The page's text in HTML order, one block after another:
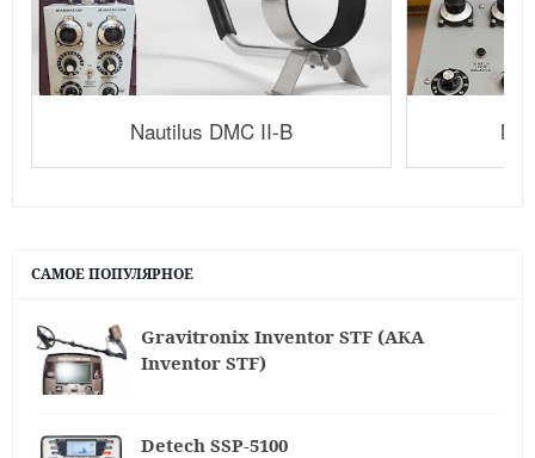
Nautilus DMC II-B
САМОЕ ПОПУЛЯРНОЕ
Gravitronix Inventor STF (АКА
Inventor STF)
Detech SSP-5100